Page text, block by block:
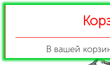
В вашей